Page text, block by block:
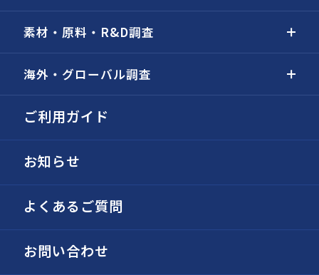
素材・原料・R&D調査
海外・グローバル調査
ご利用ガイド
お知らせ
よくあるご質問
お問い合わせ